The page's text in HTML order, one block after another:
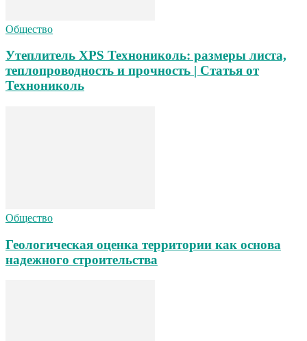
Общество
Утеплитель XPS Технониколь: размеры листа,
теплопроводность и прочность | Статья от
Технониколь
Общество
Геологическая оценка территории как основа
надежного строительства